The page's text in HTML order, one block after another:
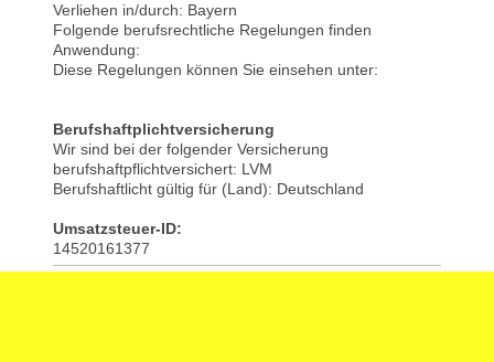
Verliehen in/durch: Bayern
Folgende berufsrechtliche Regelungen finden
Anwendung:
Diese Regelungen können Sie einsehen unter:
Berufshaftplichtversicherung
Wir sind bei der folgender Versicherung
berufshaftpflichtversichert: LVM
Berufshaftlicht gültig für (Land): Deutschland
Umsatzsteuer-ID:
14520161377